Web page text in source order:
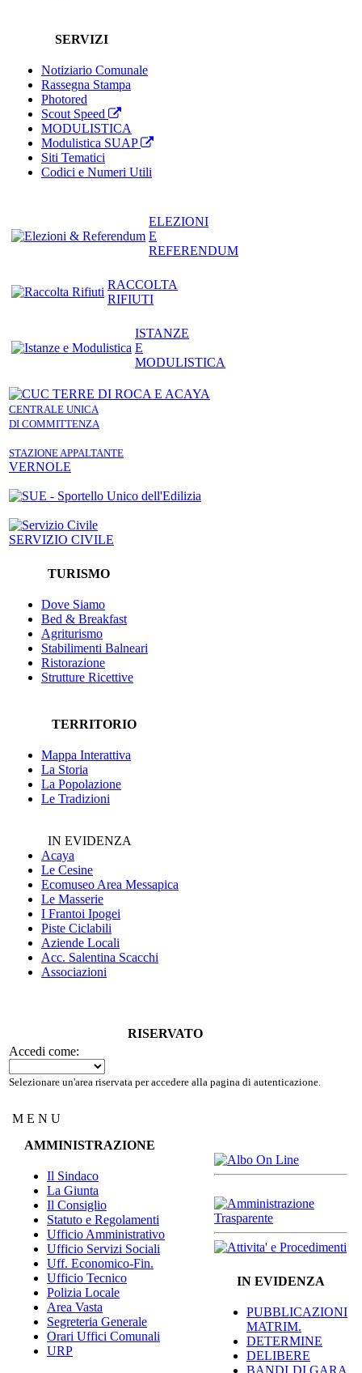
SERVIZI
Notiziario Comunale
Rassegna Stampa
Photored
Scout Speed
MODULISTICA
Modulistica SUAP
Siti Tematici
Codici e Numeri Utili
ELEZIONI
E
REFERENDUM
RACCOLTA
RIFIUTI
ISTANZE
E
MODULISTICA
CENTRALE UNICA
DI COMMITTENZA
STAZIONE APPALTANTE
VERNOLE
SERVIZIO CIVILE
TURISMO
Dove Siamo
Bed & Breakfast
Agriturismo
Stabilimenti Balneari
Ristorazione
Strutture Ricettive
TERRITORIO
Mappa Interattiva
La Storia
La Popolazione
Le Tradizioni
IN EVIDENZA
Acaya
Le Cesine
Ecomuseo Area Messapica
Le Masserie
I Frantoi Ipogei
Piste Ciclabili
Aziende Locali
Acc. Salentina Scacchi
Associazioni
RISERVATO
Accedi come:
Selezionare un'area riservata per accedere alla pagina di autenticazione.
M E N U
AMMINISTRAZIONE
Il Sindaco
La Giunta
Il Consiglio
Statuto e Regolamenti
Ufficio Amministrativo
Ufficio Servizi Sociali
Uff. Economico-Fin.
Ufficio Tecnico
Polizia Locale
Area Vasta
Segreteria Generale
Orari Uffici Comunali
URP
IN EVIDENZA
PUBBLICAZIONI
MATRIM.
DETERMINE
DELIBERE
BANDI DI GARA